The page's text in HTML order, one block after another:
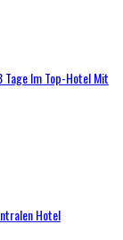
Tage Im Top-Hotel Mit
Hotel